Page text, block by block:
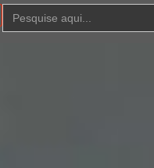
Search
for: